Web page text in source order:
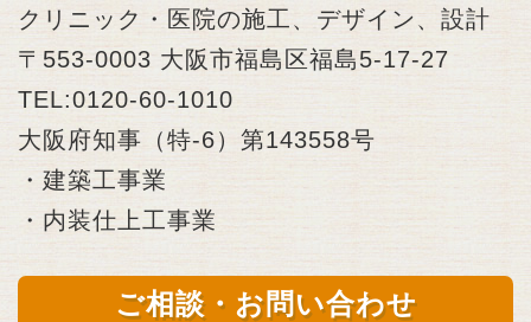
クリニック・医院の施工、デザイン、設計
〒553-0003 大阪市福島区福島5-17-27
TEL:0120-60-1010
大阪府知事（特-6）第143558号
・建築工事業
・内装仕上工事業
ご相談・お問い合わせ